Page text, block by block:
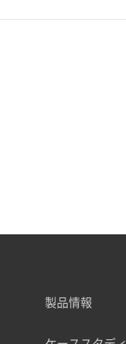
製品情報